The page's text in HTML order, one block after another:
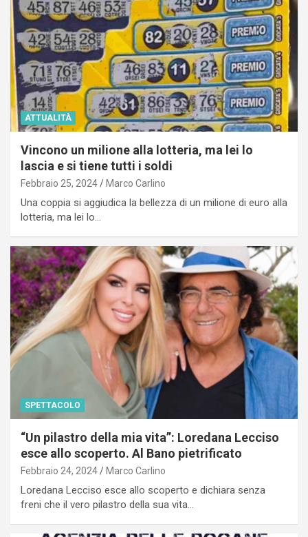
ATTUALITÀ
Vincono un milione alla lotteria, ma lei lo
lascia e si tiene tutti i soldi
Febbraio 25, 2024 Marco Carlino
Una coppia si aggiudica la bellezza di un milione di euro alla
lotteria, ma lei lo…
SPETTACOLO
“Un pilastro della mia vita”: Loredana Lecciso
esce allo scoperto. Al Bano pietrificato
Febbraio 24, 2024 Marco Carlino
Loredana Lecciso esce allo scoperto e dichiara senza
freni che il vero pilastro della sua vita…